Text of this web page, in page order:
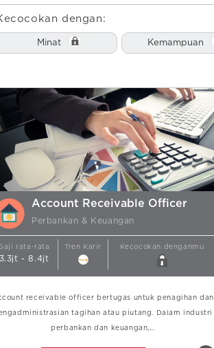
dengan:
Minat Kemampuan
Account Receivable Officer
Perbankan & Keuangan
rata-rata
3.3jt - 8.4jt
Tren Karir Kecocokan denganmu
receivable officer bertugas untuk penagihan dan
tagihan atau piutang. Dalam industri
perbankan dan keuangan,…